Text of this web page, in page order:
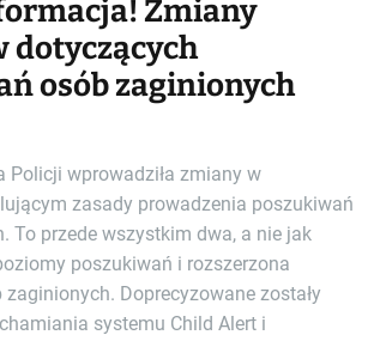
Zmiany
dotyczących
osób zaginionych
Policji wprowadziła zmiany w
zasady prowadzenia poszukiwań
To przede wszystkim dwa, a nie jak
poszukiwań i rozszerzona
Doprecyzowane zostały
systemu Child Alert i